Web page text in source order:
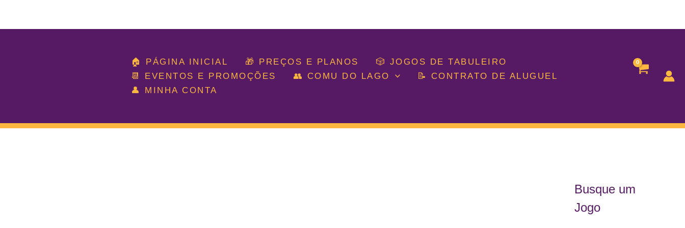
🏠 PÁGINA INICIAL 🎁 PREÇOS E PLANOS
🎲 JOGOS DE TABULEIRO
📆 EVENTOS E PROMOÇÕES
👥 COMU DO LAGO
📝 CONTRATO DE ALUGUEL
👤 MINHA CONTA
Busque um
Jogo